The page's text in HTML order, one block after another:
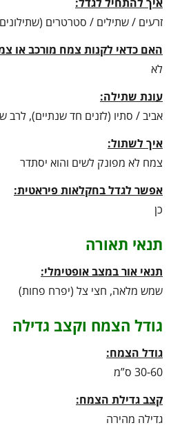
זרעים / שתילים / סטרטרים
האם כדאי לקנות צמח מורכב או
לא
עונת שתילה:
אביב / סתיו (לזנים חד שנתיים), לרב
איך לשתול:
צמח לא מפונק לשים והוא יסתדר
אפשר לגדל בחקלאות פיראטית:
כן
תנאי תאורה
תנאי אור במצב אופטימלי:
שמש מלאה, חצי צל (יפרח פחות)
גודל הצמח וקצב גדילה
גודל הצמח:
30-60 ס”מ
קצב גדילת הצמח:
גדילה מהירה